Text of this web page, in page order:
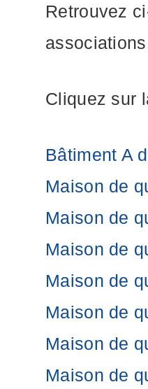
Retrouvez
Cliquez sur
Bâtiment A
Maison de
Maison de
Maison de
Maison de
Maison de
Maison de
Maison de